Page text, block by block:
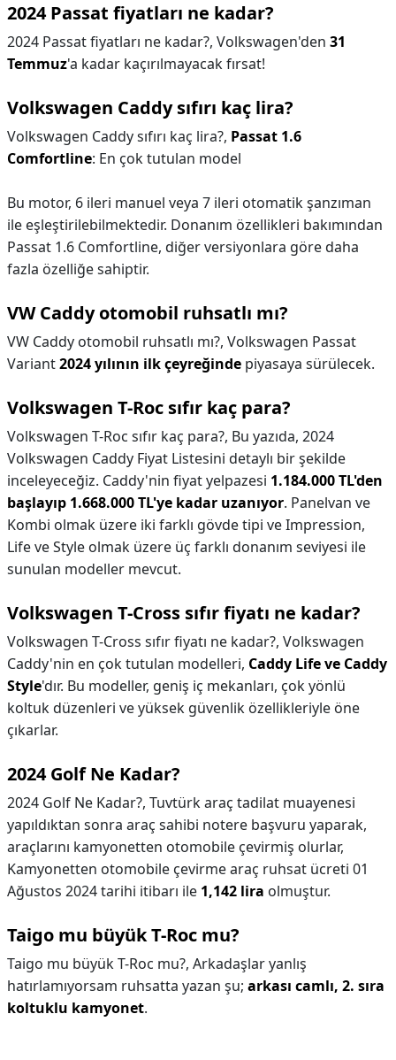
2024 Passat fiyatları ne kadar?
2024 Passat fiyatları ne kadar?, Volkswagen'den 31
Temmuz'a kadar kaçırılmayacak fırsat!
Volkswagen Caddy sıfırı kaç lira?
Volkswagen Caddy sıfırı kaç lira?, Passat 1.6
Comfortline: En çok tutulan model
Bu motor, 6 ileri manuel veya 7 ileri otomatik şanzıman
ile eşleştirilebilmektedir. Donanım özellikleri bakımından
Passat 1.6 Comfortline, diğer versiyonlara göre daha
fazla özelliğe sahiptir.
VW Caddy otomobil ruhsatlı mı?
VW Caddy otomobil ruhsatlı mı?, Volkswagen Passat
Variant2024 yılının ilk çeyreğinde piyasaya sürülecek.
Volkswagen T-Roc sıfır kaç para?
Volkswagen T-Roc sıfır kaç para?, Bu yazıda, 2024
Volkswagen Caddy Fiyat Listesini detaylı bir şekilde
inceleyeceğiz. Caddy'nin fiyat yelpazesi 1.184.000 TL'den
başlayıp 1.668.000 TL'ye kadar uzanıyor. Panelvan ve
Kombi olmak üzere iki farklı gövde tipi ve Impression,
Life ve Style olmak üzere üç farklı donanım seviyesi ile
sunulan modeller mevcut.
Volkswagen T-Cross sıfır fiyatı ne kadar?
Volkswagen T-Cross sıfır fiyatı ne kadar?, Volkswagen
Caddy'nin en çok tutulan modelleri, Caddy Life ve Caddy
Style'dır. Bu modeller, geniş iç mekanları, çok yönlü
koltuk düzenleri ve yüksek güvenlik özellikleriyle öne
çıkarlar.
2024 Golf Ne Kadar?
2024 Golf Ne Kadar?, Tuvtürk araç tadilat muayenesi
yapıldıktan sonra araç sahibi notere başvuru yaparak,
araçlarını kamyonetten otomobile çevirmiş olurlar,
Kamyonetten otomobile çevirme araç ruhsat ücreti 01
Ağustos 2024 tarihi itibarı ile 1,142 lira olmuştur.
Taigo mu büyük T-Roc mu?
Taigo mu büyük T-Roc mu?, Arkadaşlar yanlış
hatırlamıyorsam ruhsatta yazan şu; arkası camlı, 2. sıra
koltuklu kamyonet.